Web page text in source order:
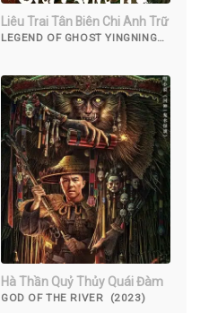
Liêu Trai Tân Biên Chi Anh Trữ
LEGEND OF GHOST YINGNING
Hà Thần Quỷ Thủy Quái Đàm
GOD OF THE RIVER (2023)